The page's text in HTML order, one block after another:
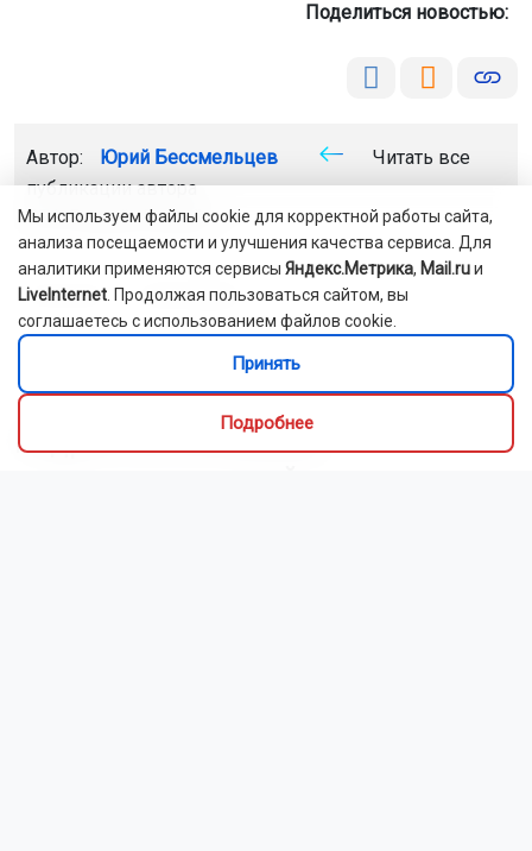
Поделиться новостью:
Автор: Юрий Бессмельцев
Читать все
публикации автора
ОТС-Горсайт Горсайт
мать дети Новосибирск
ДТП 6 августа 2026 - 08:55
Подростки на машине
Мы используем файлы cookie для корректной работы сайта,
анализа посещаемости и улучшения качества сервиса. Для
аналитики применяются сервисы Яндекс.Метрика, Mail.ruи
LiveInternet . Продолжая пользоваться сайтом, вы
соглашаетесь с использованием файлов cookie.
Принять
Подробнее